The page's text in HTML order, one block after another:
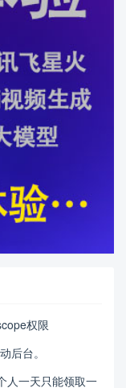
权限
后台。
人一天只能领取一